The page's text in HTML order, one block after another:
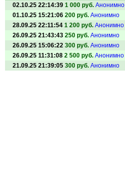
02.10.25 22:14:39 1 000 руб. Анонимно
01.10.25 15:21:06 200 руб. Анонимно
28.09.25 22:11:54 1 200 руб. Анонимно
26.09.25 21:43:43 250 руб. Анонимно
26.09.25 15:06:22 300 руб. Анонимно
26.09.25 11:31:08 2 500 руб. Анонимно
21.09.25 21:39:05 300 руб. Анонимно